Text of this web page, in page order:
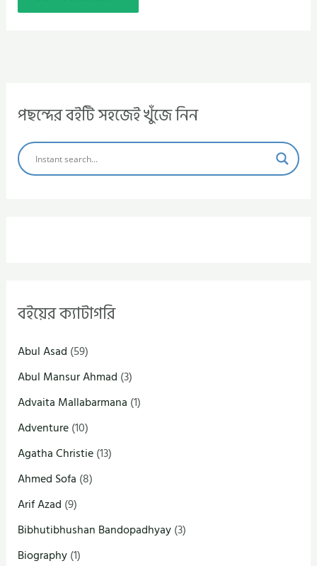
পছন্দের বইটি সহজেই খুঁজে নিন
বইয়ের ক্যাটাগরি
Abul Asad (59)
Abul Mansur Ahmad (3)
Advaita Mallabarmana (1)
Adventure(10)
Agatha Christie(13)
Ahmed Sofa (8)
Arif Azad (9)
Bibhutibhushan Bandopadhyay(3)
Biography(1)